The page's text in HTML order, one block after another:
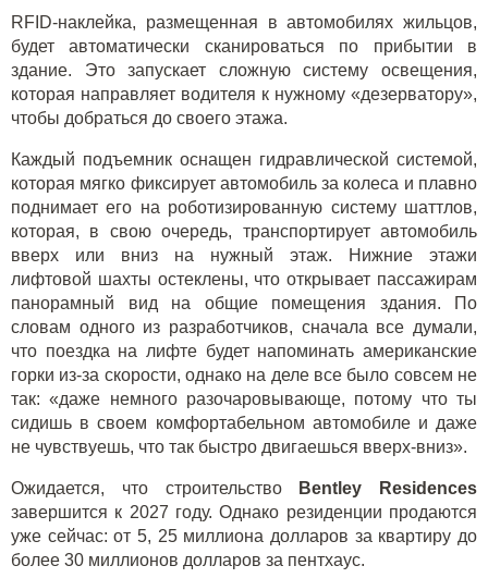
RFID-наклейка, размещенная в автомобилях жильцов,
будет автоматически сканироваться по прибытии в
здание. Это запускает сложную систему освещения,
которая направляет водителя к нужному «дезерватору»,
чтобы добраться до своего этажа.
Каждый подъемник оснащен гидравлической системой,
которая мягко фиксирует автомобиль за колеса и плавно
поднимает его на роботизированную систему шаттлов,
которая, в свою очередь, транспортирует автомобиль
вверх или вниз на нужный этаж. Нижние этажи
лифтовой шахты остеклены, что открывает пассажирам
панорамный вид на общие помещения здания. По
словам одного из разработчиков, сначала все думали,
что поездка на лифте будет напоминать американские
горки из-за скорости, однако на деле все было совсем не
так: «даже немного разочаровывающе, потому что ты
сидишь в своем комфортабельном автомобиле и даже
не чувствуешь, что так быстро двигаешься вверх-вниз».
Ожидается, что строительство
Bentley Residences
завершится к 2027 году. Однако резиденции продаются
уже сейчас: от 5, 25 миллиона долларов за квартиру до
более 30 миллионов долларов за пентхаус.